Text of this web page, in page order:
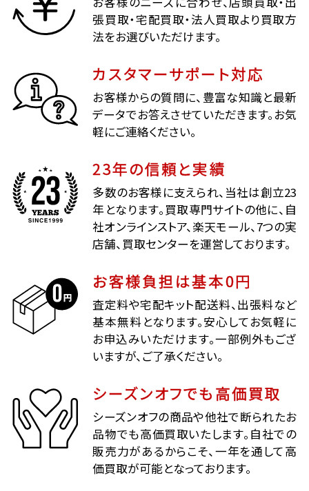
張買取・宅配買取・法人買取より買取方
法をお選びいただけます。
カスタマーサポート対応
お客様からの質問に、豊富な知識と最新
データでお答えさせていただきます。お気
軽にご連絡ください。
23年の信頼と実績
多数のお客様に支えられ、当社は創立23
年となります。買取専門サイトの他に、自
社オンラインストア、楽天モール、7つの実
店舗、買取センターを運営しております。
お客様負担は基本0円
査定料や宅配キット配送料、出張料など
基本無料となります。安心してお気軽に
お申込みいただけます。一部例外もござ
いますが、ご了承ください。
シーズンオフでも高価買取
シーズンオフの商品や他社で断られたお
品物でも高価買取いたします。自社での
販売力があるからこそ、一年を通して高
価買取が可能となっております。